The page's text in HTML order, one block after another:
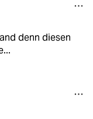
denn diesen